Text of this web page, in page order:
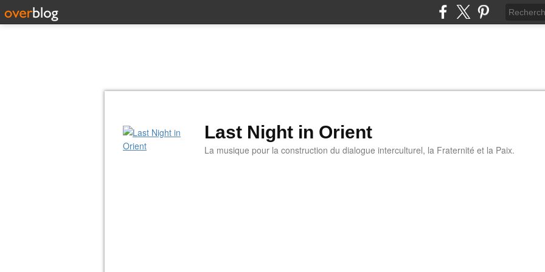
Last Night in Orient
La musique pour la construction du dialogue interculturel, la Fraternité et la Paix.